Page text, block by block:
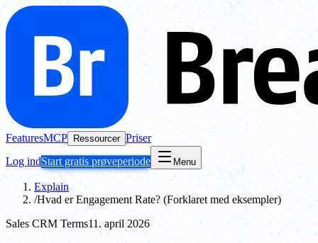
FeaturesMCP Ressourcer Priser
Log indStart gratis prøveperiode Menu
Explain
/Hvad er Engagement Rate? (Forklaret med eksempler)
Sales CRM Terms11. april 2026